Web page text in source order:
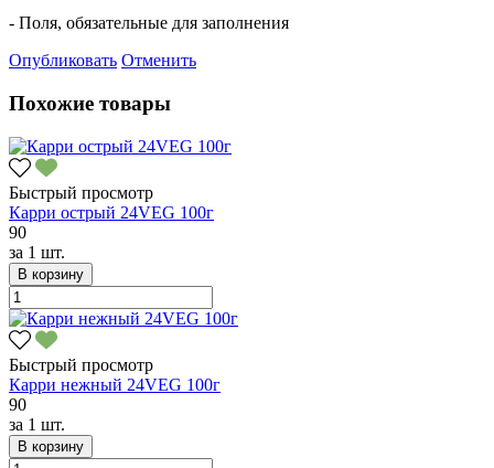
- Поля, обязательные для заполнения
Опубликовать Отменить
Похожие товары
Быстрый просмотр
Карри острый 24VEG 100г
90
за 1 шт.
В корзину
Быстрый просмотр
Карри нежный 24VEG 100г
90
за 1 шт.
В корзину